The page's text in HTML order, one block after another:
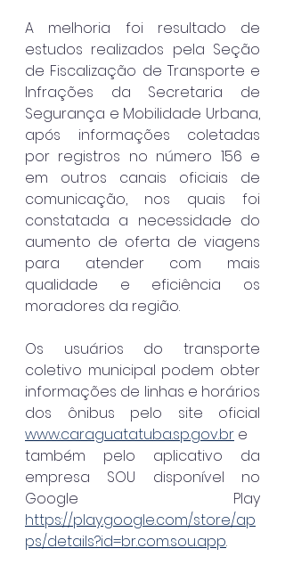
A melhoria foi resultado de
estudos realizados pela Seção
de Fiscalização de Transporte e
Infrações da Secretaria de
Segurança e Mobilidade Urbana,
após informações coletadas
por registros no número 156 e
em outros canais oficiais de
comunicação, nos quais foi
constatada a necessidade do
aumento de oferta de viagens
para atender com mais
qualidade e eficiência os
moradores da região.
Os usuários do transporte
coletivo municipal podem obter
informações de linhas e horários
www.caraguatatuba.sp.gov.br e
também pelo aplicativo da
empresa SOU disponível no
https://play.google.com/store/ap
ps/details?id=br.com.sou.app.